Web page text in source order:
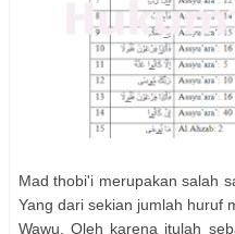
Mad thobi'i merupakan salah
Yang dari sekian jumlah huruf
Wawu. Oleh karena itulah